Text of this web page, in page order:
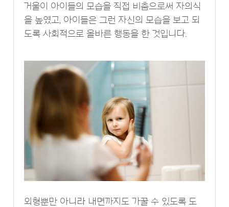
거울이 아이들의 모습을 직접 비춤으로써 자의식
을 높였고, 아이들은 그런 자신의 모습을 보고 되
도록 사회적으로 올바른 행동을 한 것입니다.
외형뿐만 아니라 내면까지도 가꿀 수 있도록 도